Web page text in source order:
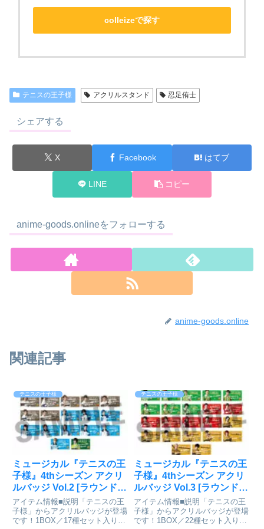
colleizeで探す
テニスの王子様 アクリルスタンド 忍足侑士
シェアする
X Facebook はてブ
LINE コピー
anime-goods.onlineをフォローする
anime-goods.online
関連記事
テニスの王子様
ミュージカル『テニスの王
子様』4thシーズン アクリ
ルバッジ Vol.2 [ラウンドワ
ン] 17個入り
BOX[DMM.com]が好評発
売中
アイテム情報■説明「テニスの王
子様」からアクリルバッジが登場
です！1BOX／17種セット入り■
テニスの王子様
ミュージカル『テニスの王
子様』4thシーズン アクリ
ルバッジ Vol.3 [ラウンドワ
ン] 17個入り
BOX[DMM.com]が好評発
売中
アイテム情報■説明「テニスの王
子様」からアクリルバッジが登場
です！1BOX／22種セット入り■